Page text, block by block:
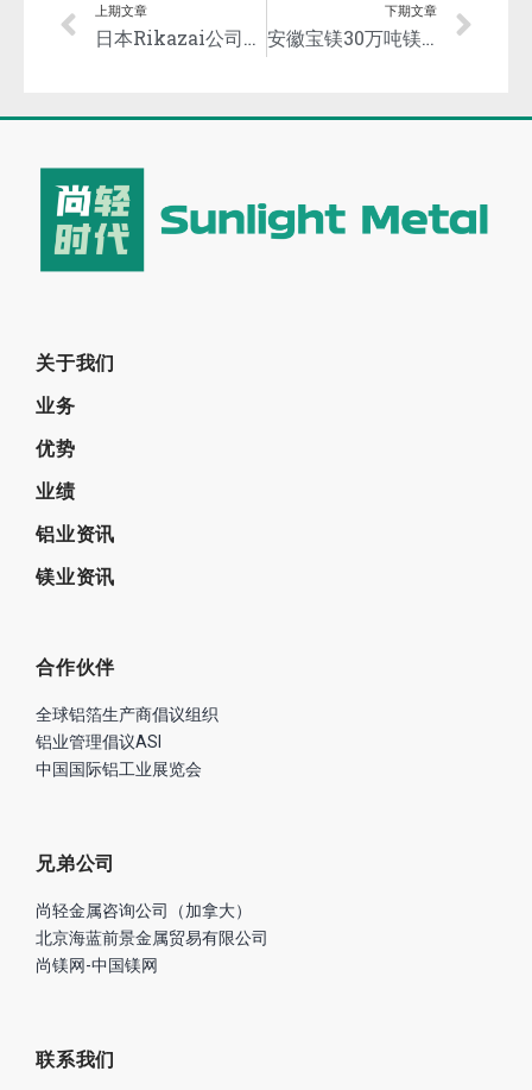
上期文章
日本Rikazai公司将安装温轧系统，降低镁箔制造成本！
下期文章
安徽宝镁30万吨镁基轻合金项目主厂区工程今日开工！
关于我们
业务
优势
业绩
铝业资讯
镁业资讯
合作伙伴
全球铝箔生产商倡议组织
铝业管理倡议ASI
中国国际铝工业展览会
兄弟公司
尚轻金属咨询公司（加拿大）
北京海蓝前景金属贸易有限公司
尚镁网-中国镁网
联系我们